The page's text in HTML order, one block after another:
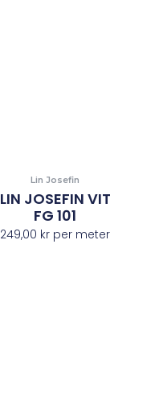
Lin Josefin
LIN JOSEFIN VIT
FG 101
249,00 kr per meter